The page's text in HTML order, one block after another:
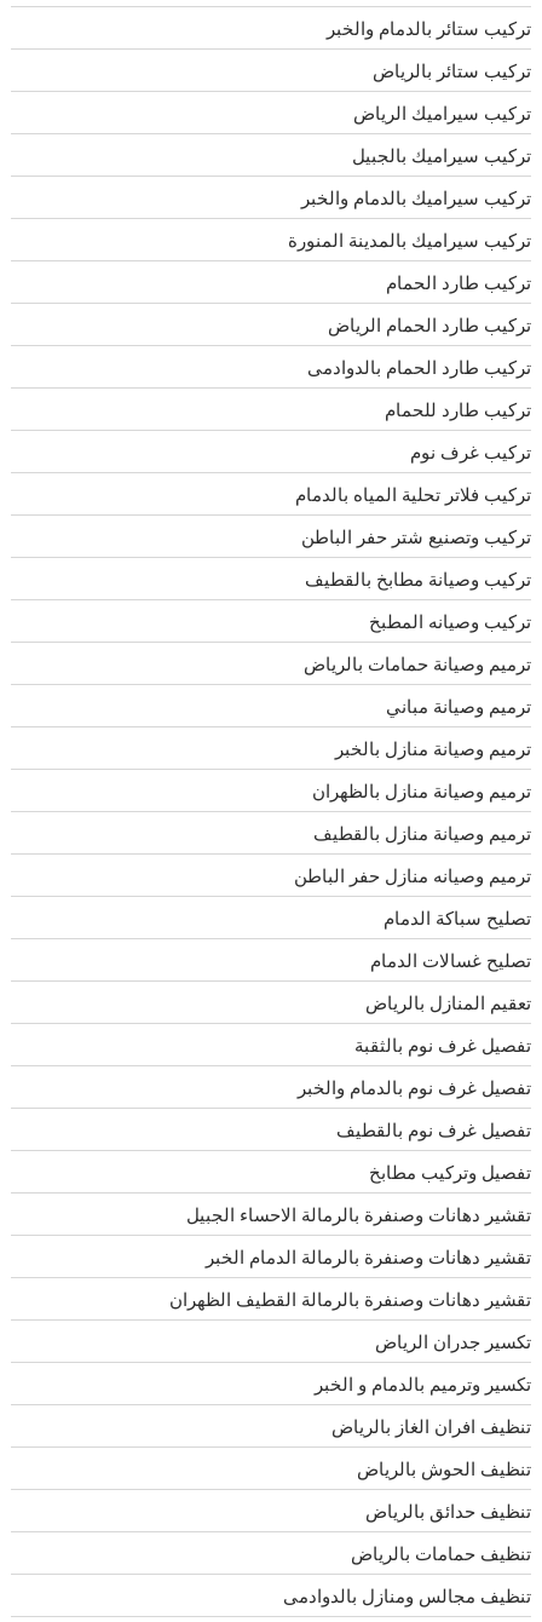
تركيب ستائر بالدمام والخبر
تركيب ستائر بالرياض
تركيب سيراميك الرياض
تركيب سيراميك بالجبيل
تركيب سيراميك بالدمام والخبر
تركيب سيراميك بالمدينة المنورة
تركيب طارد الحمام
تركيب طارد الحمام الرياض
تركيب طارد الحمام بالدوادمى
تركيب طارد للحمام
تركيب غرف نوم
تركيب فلاتر تحلية المياه بالدمام
تركيب وتصنيع شتر حفر الباطن
تركيب وصيانة مطابخ بالقطيف
تركيب وصيانه المطبخ
ترميم وصيانة حمامات بالرياض
ترميم وصيانة مباني
ترميم وصيانة منازل بالخبر
ترميم وصيانة منازل بالظهران
ترميم وصيانة منازل بالقطيف
ترميم وصيانه منازل حفر الباطن
تصليح سباكة الدمام
تصليح غسالات الدمام
تعقيم المنازل بالرياض
تفصيل غرف نوم بالثقبة
تفصيل غرف نوم بالدمام والخبر
تفصيل غرف نوم بالقطيف
تفصيل وتركيب مطابخ
تقشير دهانات وصنفرة بالرمالة الاحساء الجبيل
تقشير دهانات وصنفرة بالرمالة الدمام الخبر
تقشير دهانات وصنفرة بالرمالة القطيف الظهران
تكسير جدران الرياض
تكسير وترميم بالدمام و الخبر
تنظيف افران الغاز بالرياض
تنظيف الحوش بالرياض
تنظيف حدائق بالرياض
تنظيف حمامات بالرياض
تنظيف مجالس ومنازل بالدوادمى